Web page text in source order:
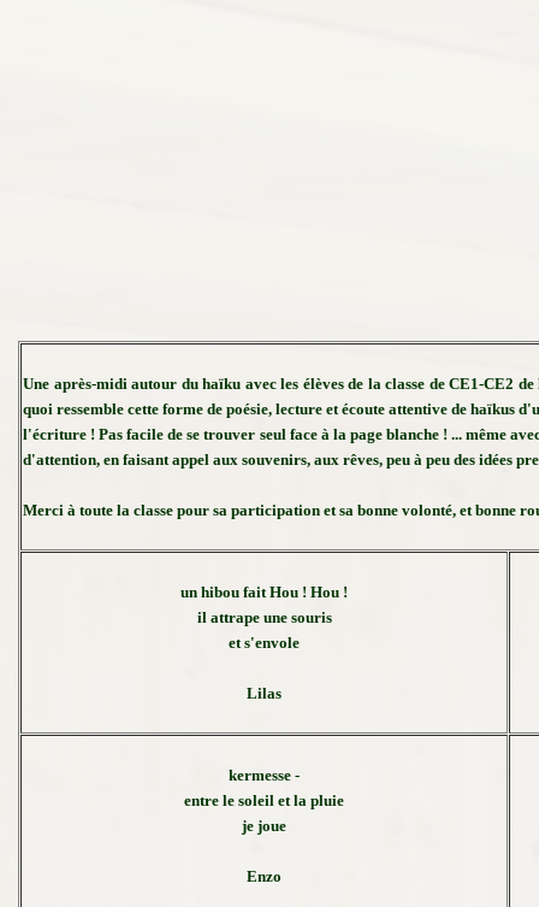
Une après-midi autour du haïku avec les élèves de la classe de CE1-CE2
quoi ressemble cette forme de poésie, lecture et écoute attentive de haïkus
l'écriture ! Pas facile de se trouver seul face à la page blanche ! ... même
d'attention, en faisant appel aux souvenirs, aux rêves, peu à peu des idées
Merci à toute la classe pour sa participation et sa bonne volonté, et bonne
un hibou fait Hou ! Hou !
il attrape une souris
et s'envole
Lilas
kermesse -
entre le soleil et la pluie
je joue
Enzo